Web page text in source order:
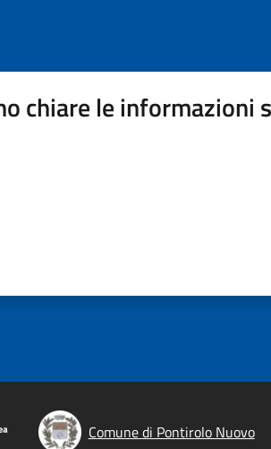
chiare le informazioni
Comune di Pontirolo Nuovo